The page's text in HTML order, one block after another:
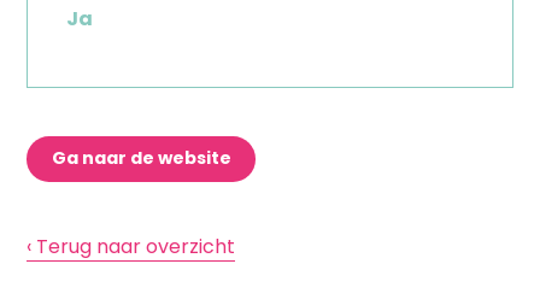
Ja
Ga naar de website
‹ Terug naar overzicht